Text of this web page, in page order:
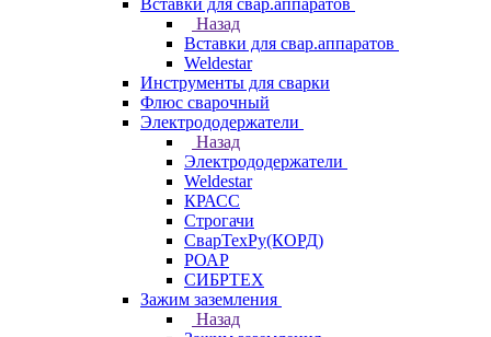
Вставки для свар.аппаратов
Назад
Вставки для свар.аппаратов
Weldestar
Инструменты для сварки
Флюс сварочный
Электрододержатели
Назад
Электрододержатели
Weldestar
КРАСС
Строгачи
СварТехРу(КОРД)
РОАР
СИБРТЕХ
Зажим заземления
Назад